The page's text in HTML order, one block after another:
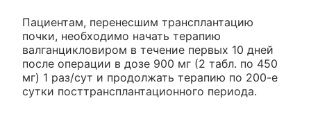
Пациентам, перенесшим трансплантацию
почки, необходимо начать терапию
валганцикловиром в течение первых 10 дней
после операции в дозе 900 мг (2 табл. по 450
мг) 1 раз/сут и продолжать терапию по 200-е
сутки посттрансплантационного периода.